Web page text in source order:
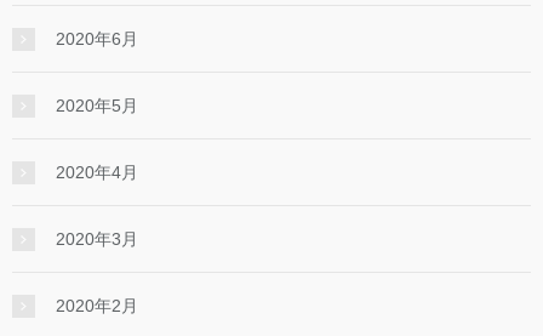
2020年6月
2020年5月
2020年4月
2020年3月
2020年2月